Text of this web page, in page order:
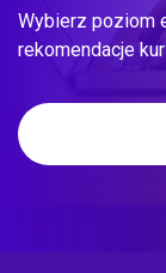
Wybierz poziom
rekomendacje